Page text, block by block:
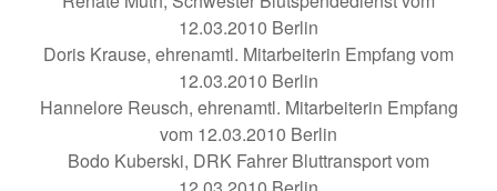
12.03.2010 Berlin
Doris Krause, ehrenamtl. Mitarbeiterin Empfang vom
12.03.2010 Berlin
Hannelore Reusch, ehrenamtl. Mitarbeiterin Empfang
vom 12.03.2010 Berlin
Bodo Kuberski, DRK Fahrer Bluttransport vom